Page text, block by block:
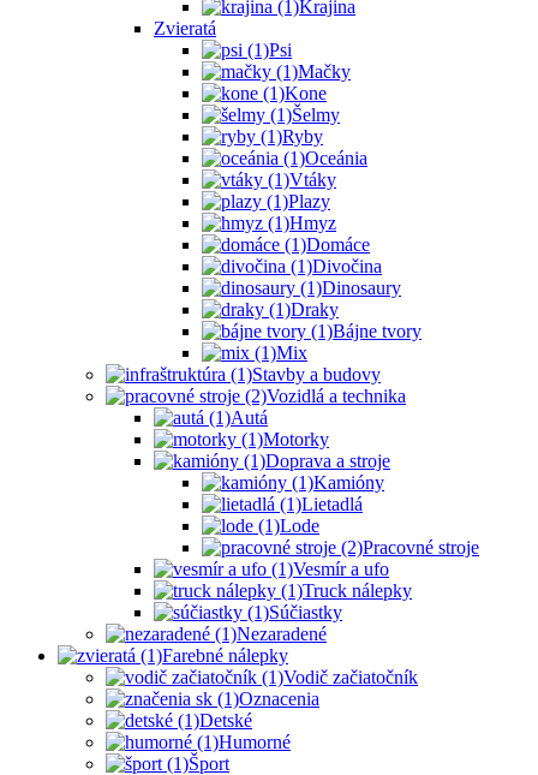
Krajina
Zvieratá
Psi
Mačky
Kone
Šelmy
Ryby
Oceánia
Vtáky
Plazy
Hmyz
Domáce
Divočina
Dinosaury
Draky
Bájne tvory
Mix
Stavby a budovy
Vozidlá a technika
Autá
Motorky
Doprava a stroje
Kamióny
Lietadlá
Lode
Pracovné stroje
Vesmír a ufo
Truck nálepky
Súčiastky
Nezaradené
Farebné nálepky
Vodič začiatočník
Oznacenia
Detské
Humorné
Šport